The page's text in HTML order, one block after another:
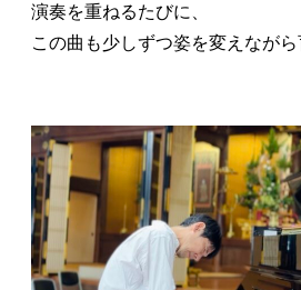
演奏を重ねるたびに、
この曲も少しずつ姿を変えながら